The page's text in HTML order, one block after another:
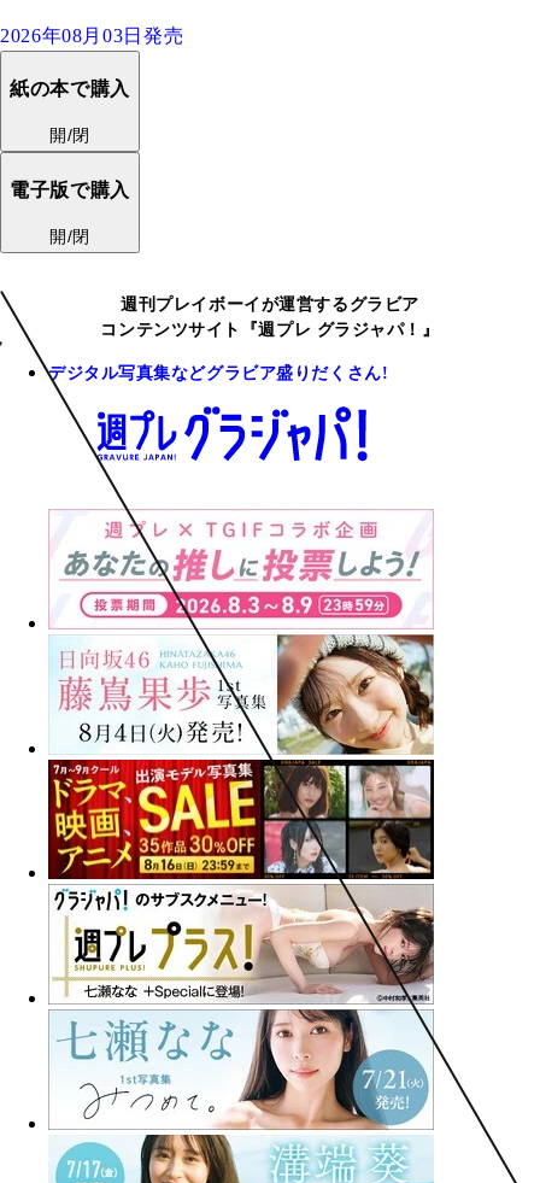
2026年08月03日発売
紙の本で購入
開/閉
電子版で購入
開/閉
週刊プレイボーイが運営するグラビア
コンテンツサイト『週プレ グラジャパ！』
デジタル写真集などグラビア盛りだくさん!